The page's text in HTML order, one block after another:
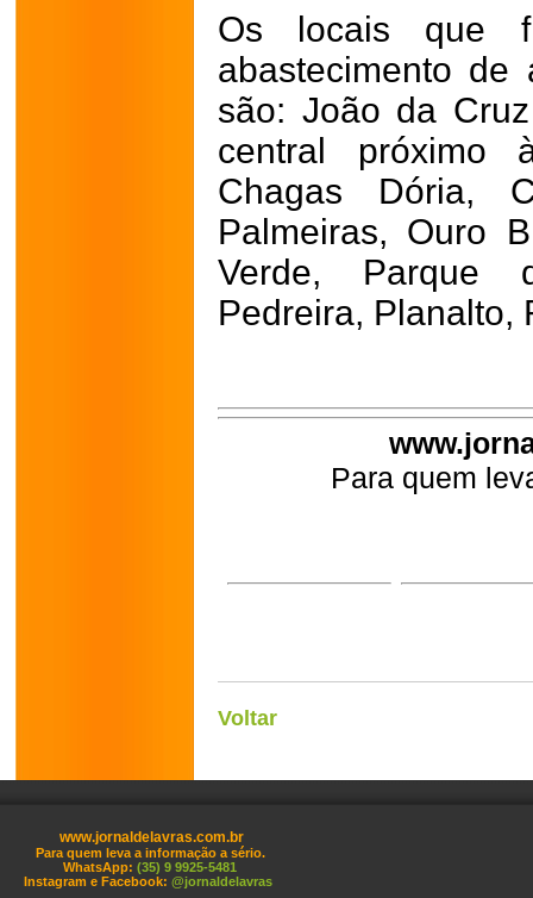
Os locais que
abastecimento de
são: João da
central
Chagas Dória,
Palmeiras, Ouro
Verde, Parque
Pedreira, Planalto,
Para quem
Voltar
www.jornaldelavras.com.br
Para quem leva a informação a sério.
WhatsApp: (35) 9 9925-5481
Instagram e Facebook: @jornaldelavras